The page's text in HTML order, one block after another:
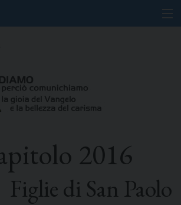
2016
Figlie di San Paolo